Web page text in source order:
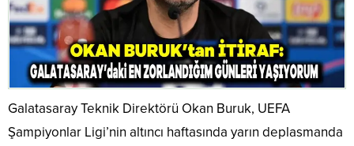
Galatasaray Teknik Direktörü Okan Buruk, UEFA
Şampiyonlar Ligi’nin altıncı haftasında yarın deplasmanda